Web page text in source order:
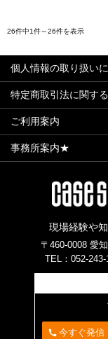
26件中1件～26件を表示
個人情報の取り扱い
特定商取引法に関す
ご利用案内
事務所案内★
現場経験や
〒460-0008 愛
TEL：052-
call 今すぐ発信